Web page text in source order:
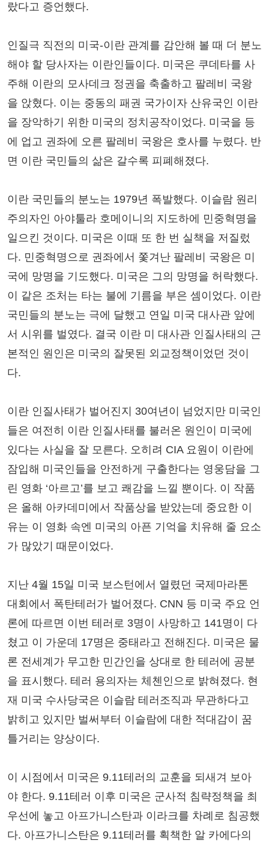
랐다고 증언했다.
인질극 직전의 미국-이란 관계를 감안해 볼 때 더 분노
해야 할 당사자는 이란인들이다. 미국은 쿠데타를 사
주해 이란의 모사데크 정권을 축출하고 팔레비 국왕
을 앉혔다. 이는 중동의 패권 국가이자 산유국인 이란
을 장악하기 위한 미국의 정치공작이었다. 미국을 등
에 업고 권좌에 오른 팔레비 국왕은 호사를 누렸다. 반
면 이란 국민들의 삶은 갈수록 피폐해졌다.
이란 국민들의 분노는 1979년 폭발했다. 이슬람 원리
주의자인 아야툴라 호메이니의 지도하에 민중혁명을
일으킨 것이다. 미국은 이때 또 한 번 실책을 저질렀
다. 민중혁명으로 권좌에서 쫓겨난 팔레비 국왕은 미
국에 망명을 기도했다. 미국은 그의 망명을 허락했다.
이 같은 조처는 타는 불에 기름을 부은 셈이었다. 이란
국민들의 분노는 극에 달했고 연일 미국 대사관 앞에
서 시위를 벌였다. 결국 이란 미 대사관 인질사태의 근
본적인 원인은 미국의 잘못된 외교정책이었던 것이
다.
이란 인질사태가 벌어진지 30여년이 넘었지만 미국인
들은 여전히 이란 인질사태를 불러온 원인이 미국에
있다는 사실을 잘 모른다. 오히려 CIA 요원이 이란에
잠입해 미국인들을 안전하게 구출한다는 영웅담을 그
린 영화 ‘아르고’를 보고 쾌감을 느낄 뿐이다. 이 작품
은 올해 아카데미에서 작품상을 받았는데 중요한 이
유는 이 영화 속엔 미국의 아픈 기억을 치유해 줄 요소
가 많았기 때문이었다.
지난 4월 15일 미국 보스턴에서 열렸던 국제마라톤
대회에서 폭탄테러가 벌어졌다. CNN 등 미국 주요 언
론에 따르면 이번 테러로 3명이 사망하고 141명이 다
쳤고 이 가운데 17명은 중태라고 전해진다. 미국은 물
론 전세계가 무고한 민간인을 상대로 한 테러에 공분
을 표시했다. 테러 용의자는 체첸인으로 밝혀졌다. 현
재 미국 수사당국은 이슬람 테러조직과 무관하다고
밝히고 있지만 벌써부터 이슬람에 대한 적대감이 꿈
틀거리는 양상이다.
이 시점에서 미국은 9.11테러의 교훈을 되새겨 보아
야 한다. 9.11테러 이후 미국은 군사적 침략정책을 최
우선에 놓고 아프가니스탄과 이라크를 차례로 침공했
다. 아프가니스탄은 9.11테러를 획책한 알 카에다의